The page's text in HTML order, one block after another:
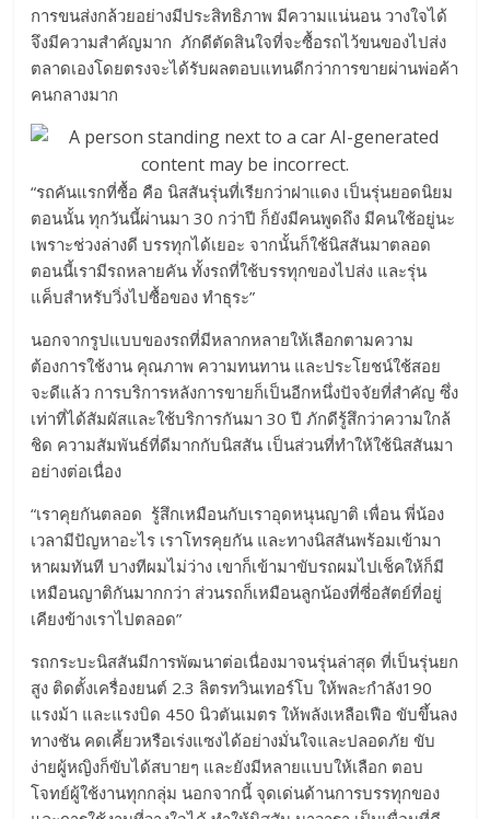
การขนส่งกล้วยอย่างมีประสิทธิภาพ มีความแน่นอน วางใจได้
จึงมีความสำคัญมาก ภักดีตัดสินใจที่จะซื้อรถไว้ขนของไปส่ง
ตลาดเองโดยตรงจะได้รับผลตอบแทนดีกว่าการขายผ่านพ่อค้า
คนกลางมาก
“รถคันแรกที่ซื้อ คือ นิสสันรุ่นที่เรียกว่าฝาแดง เป็นรุ่นยอดนิยม
ตอนนั้น ทุกวันนี้ผ่านมา 30 กว่าปี ก็ยังมีคนพูดถึง มีคนใช้อยู่นะ
เพราะช่วงล่างดี บรรทุกได้เยอะ จากนั้นก็ใช้นิสสันมาตลอด
ตอนนี้เรามีรถหลายคัน ทั้งรถที่ใช้บรรทุกของไปส่ง และรุ่น
แค็บสำหรับวิ่งไปซื้อของ ทำธุระ”
นอกจากรูปแบบของรถที่มีหลากหลายให้เลือกตามความ
ต้องการใช้งาน คุณภาพ ความทนทาน และประโยชน์ใช้สอย
จะดีแล้ว การบริการหลังการขายก็เป็นอีกหนึ่งปัจจัยที่สำคัญ ซึ่ง
เท่าที่ได้สัมผัสและใช้บริการกันมา 30 ปี ภักดีรู้สึกว่าความใกล้
ชิด ความสัมพันธ์ที่ดีมากกับนิสสัน เป็นส่วนที่ทำให้ใช้นิสสันมา
อย่างต่อเนื่อง
“เราคุยกันตลอด รู้สึกเหมือนกับเราอุดหนุนญาติ เพื่อน พี่น้อง
เวลามีปัญหาอะไร เราโทรคุยกัน และทางนิสสันพร้อมเข้ามา
หาผมทันที บางทีผมไม่ว่าง เขาก็เข้ามาขับรถผมไปเช็คให้ก็มี
เหมือนญาติกันมากกว่า ส่วนรถก็เหมือนลูกน้องที่ซี่อสัตย์ที่อยู่
เคียงข้างเราไปตลอด”
รถกระบะนิสสันมีการพัฒนาต่อเนื่องมาจนรุ่นล่าสุด ที่เป็นรุ่นยก
สูง ติดตั้งเครื่องยนต์ 2.3 ลิตรทวินเทอร์โบ ให้พละกำลัง190
แรงม้า และแรงบิด 450 นิวตันเมตร ให้พลังเหลือเฟือ ขับขึ้นลง
ทางชัน คดเคี้ยวหรือเร่งแซงได้อย่างมั่นใจและปลอดภัย ขับ
ง่ายผู้หญิงก็ขับได้สบายๆ และยังมีหลายแบบให้เลือก ตอบ
โจทย์ผู้ใช้งานทุกกลุ่ม นอกจากนี้ จุดเด่นด้านการบรรทุกของ